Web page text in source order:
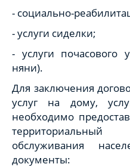
- социально-
- услуги сиделки;
- услуги почасового
няни).
Для заключения
услуг на дому,
необходимо
обслуживания
документы: